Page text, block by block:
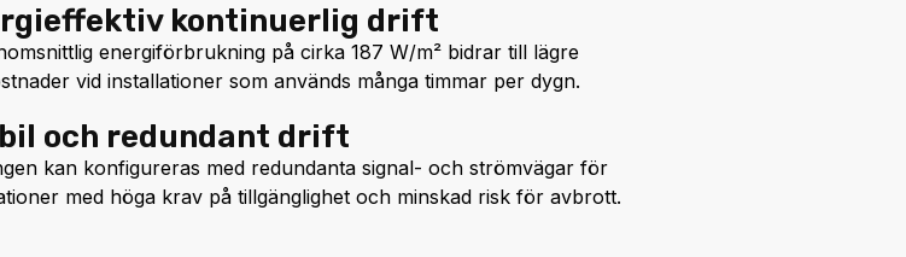
kontinuerlig drift
energiförbrukning på cirka 187 W/m² bidrar till lägre
vid installationer som används många timmar per dygn.
och redundant drift
kan konfigureras med redundanta signal- och strömvägar för
med höga krav på tillgänglighet och minskad risk för avbrott.